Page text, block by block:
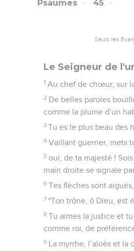
Psaumes 45
Seuls les
Le Seigneur de
1 Au chef de chœur, sur
2 De belles paroles
comme la plume d’un
3 Tu es le plus beau des
4 Vaillant guerrier, mets
5 oui, de ta majesté !
main droite se signale
6 Tes flèches sont
7 *Ton trône, ô Dieu, est
8 Tu aimes la justice et
comme roi, de
9 La myrrhe, l’aloès et